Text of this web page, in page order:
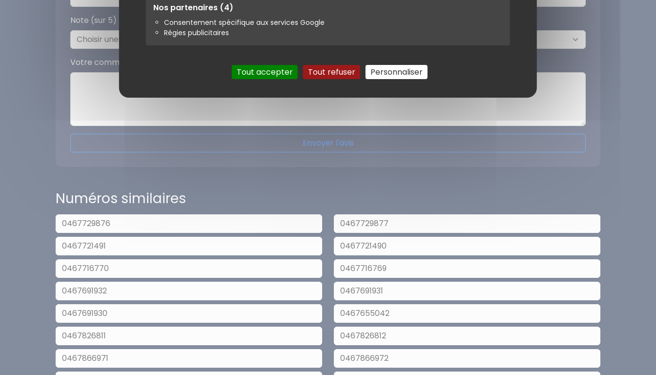
Nos partenaires (4)
Consentement spécifique aux services Google
Régies publicitaires
Tout accepter Tout refuser Personnaliser
Note (sur 5)
Votre commentaire
Envoyer l'avis
Numéros similaires
0467729876
0467729877
0467721491
0467721490
0467716770
0467716769
0467691932
0467691931
0467691930
0467655042
0467826811
0467826812
0467866971
0467866972